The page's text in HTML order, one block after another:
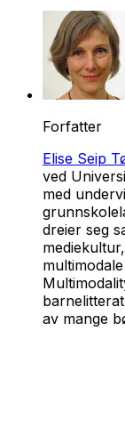
Forfatter
Elise Seip
ved
med
dreier seg
av mange